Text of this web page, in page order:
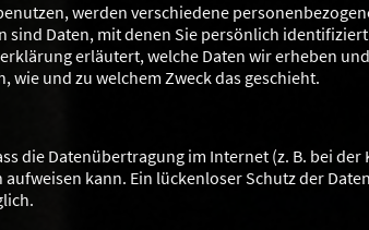
werden verschiedene
sind Daten, mit denen Sie persönlich
erläutert, welche Daten wir erheben
wie und zu welchem Zweck das geschieht.
die Datenübertragung im Internet (z. B. bei
kann. Ein lückenloser Schutz der